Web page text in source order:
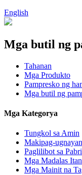
English
Mga butil ng
Tahanan
Mga Produkto
Pampresko ng
Mga butil ng
Mga Kategorya
Tungkol sa Amin
Makipag-
Paglilibot sa
Mga Madalas
Mga Mainit na